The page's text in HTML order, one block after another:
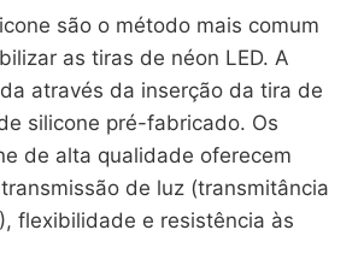
são o método mais comum
as tiras de néon LED. A
através da inserção da tira de
silicone pré-fabricado. Os
de alta qualidade oferecem
de luz (transmitância
flexibilidade e resistência às